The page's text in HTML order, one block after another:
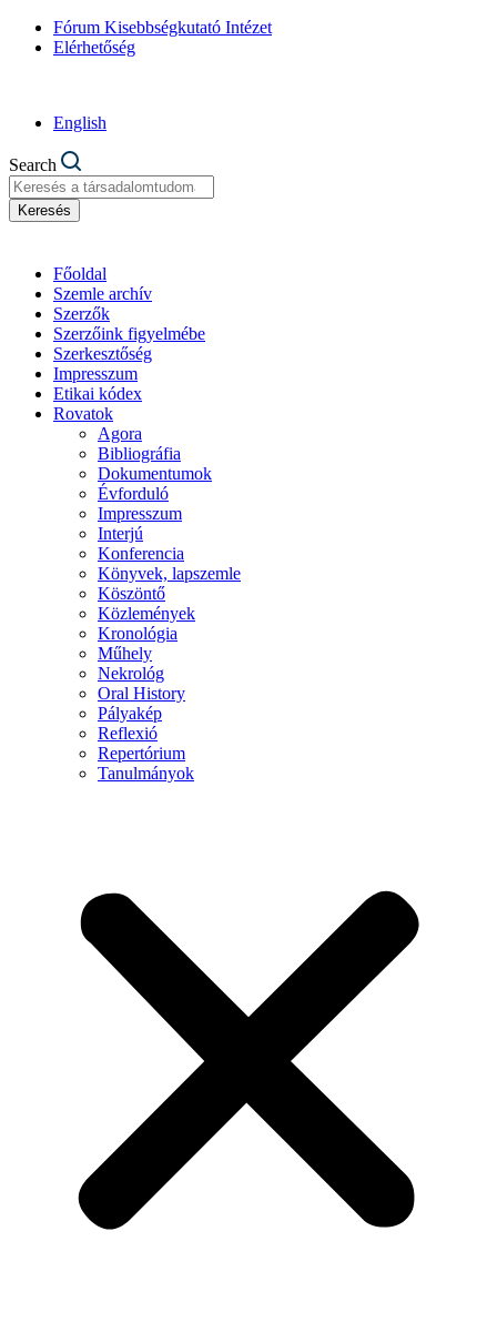
Fórum Kisebbségkutató Intézet
Elérhetőség
English
Search
Keresés
Főoldal
Szemle archív
Szerzők
Szerzőink figyelmébe
Szerkesztőség
Impresszum
Etikai kódex
Rovatok
Agora
Bibliográfia
Dokumentumok
Évforduló
Impresszum
Interjú
Konferencia
Könyvek, lapszemle
Köszöntő
Közlemények
Kronológia
Műhely
Nekrológ
Oral History
Pályakép
Reflexió
Repertórium
Tanulmányok